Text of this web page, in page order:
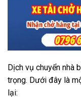
Dịch vụ chuyển nhà
trọng. Dưới đây là
lại: